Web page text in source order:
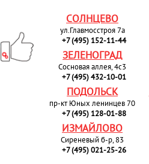
СОЛНЦЕВО
ул.Главмосстроя 7а
+7 (495) 152-11-44
ЗЕЛЕНОГРАД
Сосновая аллея, 4с3
+7 (495) 432-10-01
ПОДОЛЬСК
пр-кт Юных ленинцев 70
+7 (495) 128-01-88
ИЗМАЙЛОВО
Сиреневый б-р, 83
+7 (495) 021-25-26